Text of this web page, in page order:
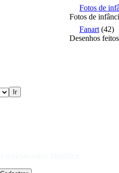
Fotos de
Fotos de
Fanart (42)
Desenhos